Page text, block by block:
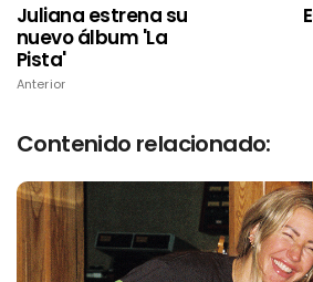
Juliana estrena su
nuevo álbum 'La
Pista'
Anterior
Contenido relacionado: